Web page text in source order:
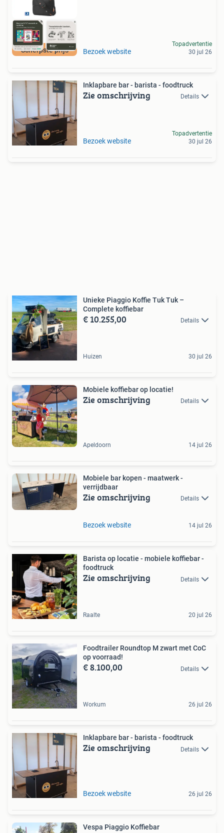
Scherpste prijs Bezoek website
Topadvertentie
30 jul 26
Inklapbare bar - barista - foodtruck
Zie omschrijving Details
Bezoek website
Topadvertentie
30 jul 26
Unieke Piaggio Koffie Tuk Tuk –
Complete koffiebar
€ 10.255,00 Details
Huizen 30 jul 26
Mobiele koffiebar op locatie!
Zie omschrijving Details
Apeldoorn 14 jul 26
Mobiele bar kopen - maatwerk -
verrijdbaar
Zie omschrijving Details
Bezoek website 14 jul 26
Barista op locatie - mobiele koffiebar -
foodtruck
Zie omschrijving Details
Raalte 20 jul 26
Foodtrailer Roundtop M zwart met CoC
op voorraad!
€ 8.100,00 Details
Workum 26 jul 26
Inklapbare bar - barista - foodtruck
Zie omschrijving Details
Bezoek website 26 jul 26
Vespa Piaggio Koffiebar